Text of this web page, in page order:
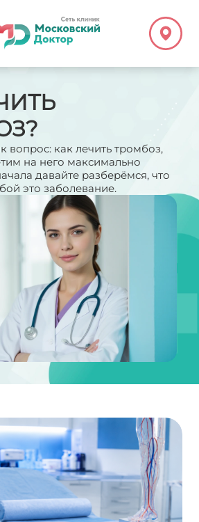
вопрос: как лечить тромбоз,
на него максимально
давайте разберёмся, что
это заболевание.